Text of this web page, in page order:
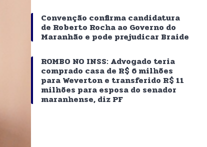
Convenção confirma candidatura
de Roberto Rocha ao Governo do
Maranhão e pode prejudicar Braide
ROMBO NO INSS: Advogado teria
comprado casa de R$ 6 milhões
para Weverton e transferido R$ 11
milhões para esposa do senador
maranhense, diz PF